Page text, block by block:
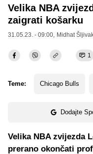
Velika NBA
zaigrati košarku
31.05.23. - 09:00, Midhat
1
Teme: Chicago Bulls
Dodajte
Velika NBA zvijezda
prerano okončati